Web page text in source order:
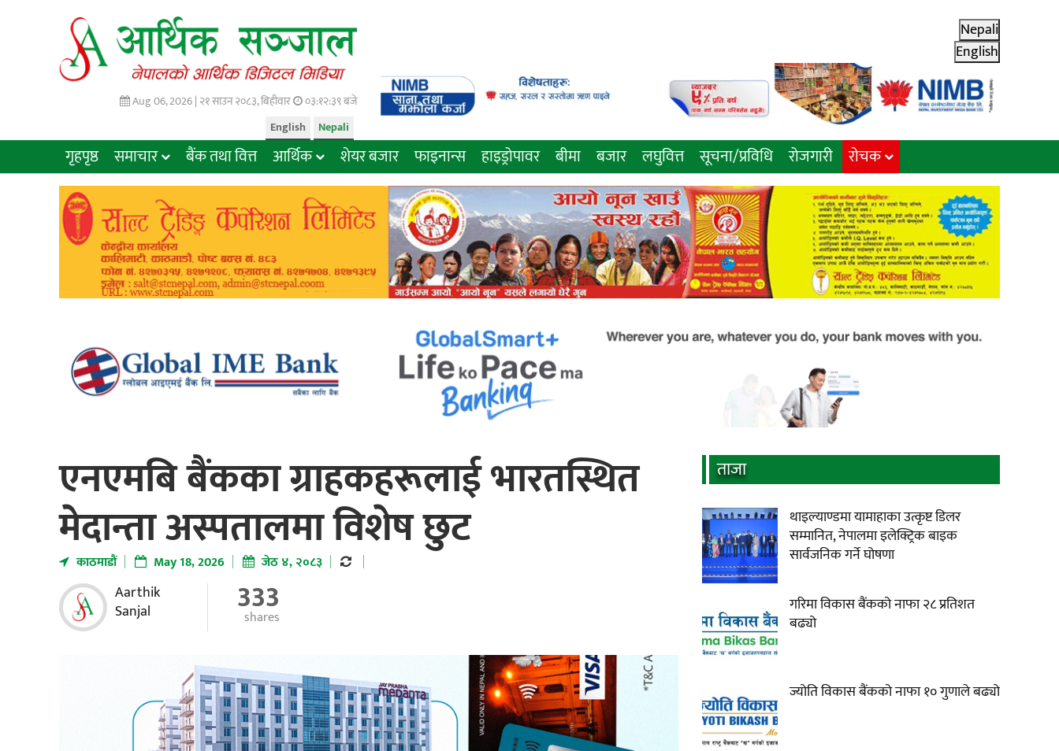
Aug 06, 2026 | २१ साउन २०८३, बिहीवार
०३:१२:४० बजे
Nepali
English
Nepali
English
गृहपृष्ठ समाचार बैंक तथा वित्त आर्थिक शेयर बजार फाइनान्स हाइड्रोपावर बीमा बजार लघुवित्त सूचना/प्रविधि रोजगारी राेचक
एनएमबि बैंकका ग्राहकहरूलाई भारतस्थित
मेदान्ता अस्पतालमा विशेष छुट
काठमाडाैं May 18, 2026 जेठ ४, २०८३
Aarthik
Sanjal
333
shares
ताजा
थाइल्याण्डमा यामाहाका उत्कृष्ट डिलर
सम्मानित, नेपालमा इलेक्ट्रिक बाइक
सार्वजनिक गर्ने घोषणा
गरिमा विकास बैंकको नाफा २८ प्रतिशत
बढ्यो
ज्योति विकास बैंकको नाफा १० गुणाले बढ्यो